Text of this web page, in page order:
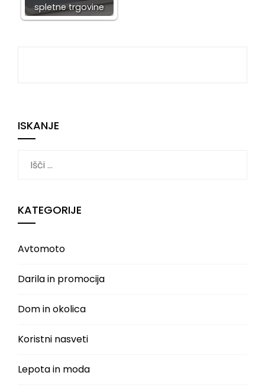
spletne trgovine
ISKANJE
KATEGORIJE
Avtomoto
Darila in promocija
Dom in okolica
Koristni nasveti
Lepota in moda